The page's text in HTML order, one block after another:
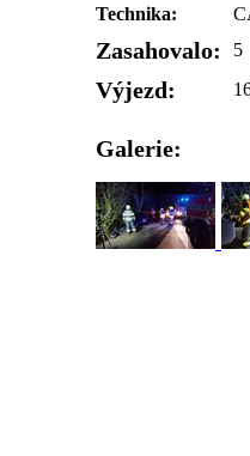
Technika:
Zasahovalo: 5
Výjezd:
Galerie: